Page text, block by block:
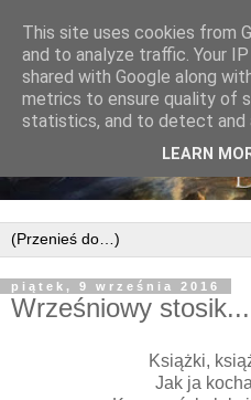
piątek, 9 września 2016
Wrześniowy
Książki,
Jak ja
This site uses cookies from
and to analyze traffic. Your
shared with Google along
metrics to ensure quality of
statistics, and to detect and
LEARN